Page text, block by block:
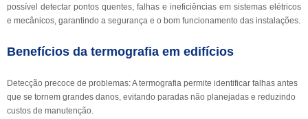
possível detectar pontos quentes, falhas e ineficiências em sistemas elétricos
e mecânicos, garantindo a segurança e o bom funcionamento das instalações.
Benefícios da termografia em edifícios
Detecção precoce de problemas: A termografia permite identificar falhas antes
que se tornem grandes danos, evitando paradas não planejadas e reduzindo
custos de manutenção.